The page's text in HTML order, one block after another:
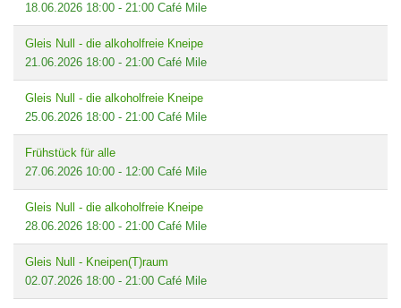
18.06.2026 18:00 - 21:00 Café Mile
Gleis Null - die alkoholfreie Kneipe
21.06.2026 18:00 - 21:00 Café Mile
Gleis Null - die alkoholfreie Kneipe
25.06.2026 18:00 - 21:00 Café Mile
Frühstück für alle
27.06.2026 10:00 - 12:00 Café Mile
Gleis Null - die alkoholfreie Kneipe
28.06.2026 18:00 - 21:00 Café Mile
Gleis Null - Kneipen(T)raum
02.07.2026 18:00 - 21:00 Café Mile